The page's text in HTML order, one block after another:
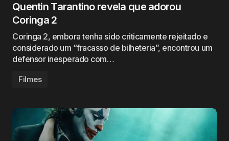
Quentin Tarantino revela que adorou
Coringa 2
Coringa 2, embora tenha sido criticamente rejeitado e
considerado um “fracasso de bilheteria”, encontrou um
defensor inesperado com…
Filmes